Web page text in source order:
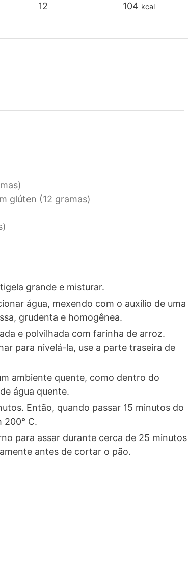
12
104 kcal
glúten (12 gramas)
grande e misturar.
água, mexendo com o auxílio de uma
grudenta e homogênea.
e polvilhada com farinha de arroz.
para nivelá-la, use a parte traseira de
ambiente quente, como dentro do
água quente.
Então, quando passar 15 minutos do
200° C.
para assar durante cerca de 25 minutos
antes de cortar o pão.